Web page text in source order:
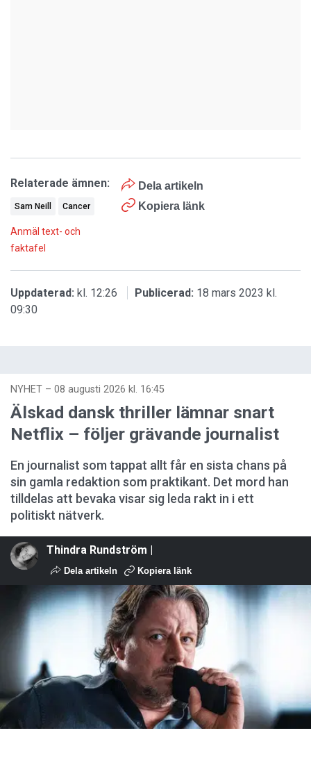
Dela artikeln
Kopiera länk
Relaterade ämnen:
Sam Neill Cancer
Anmäl text- och
faktafel
Uppdaterad: kl. 12:26 Publicerad: 18 mars 2023 kl.
09:30
NYHET – 08 augusti 2026 kl. 16:45
Älskad dansk thriller lämnar snart
Netflix – följer grävande journalist
En journalist som tappat allt får en sista chans på
sin gamla redaktion som praktikant. Det mord han
tilldelas att bevaka visar sig leda rakt in i ett
politiskt nätverk.
Thindra Rundström |
Dela artikeln Kopiera länk